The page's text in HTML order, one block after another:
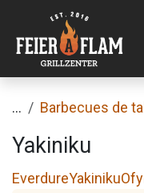
Se rendre au contenu
... Barbecues de
Yakiniku
EverdureYakiniku